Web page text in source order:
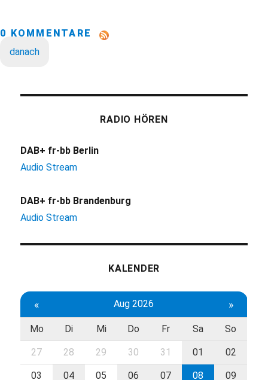
0 KOMMENTARE
danach
RADIO HÖREN
DAB+ fr-bb Berlin
Audio Stream
DAB+ fr-bb Brandenburg
Audio Stream
KALENDER
« Aug 2026 »
Mo Di Mi Do Fr Sa So
27 28 29 30 31 01 02
03 04 05 06 07 08 09